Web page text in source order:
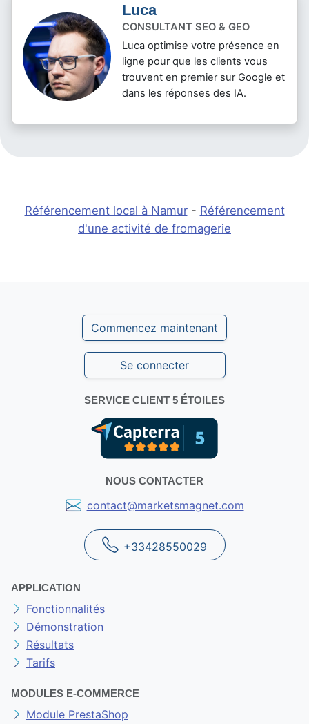
Luca
CONSULTANT SEO & GEO
Luca optimise votre présence en
ligne pour que les clients vous
trouvent en premier sur Google et
dans les réponses des IA.
Référencement local à Namur- Référencement
d'une activité de fromagerie
Commencez maintenant
Se connecter
SERVICE CLIENT 5 ÉTOILES
NOUS CONTACTER
contact@marketsmagnet.com
+33428550029
APPLICATION
Fonctionnalités
Démonstration
Résultats
Tarifs
MODULES E-COMMERCE
Module PrestaShop